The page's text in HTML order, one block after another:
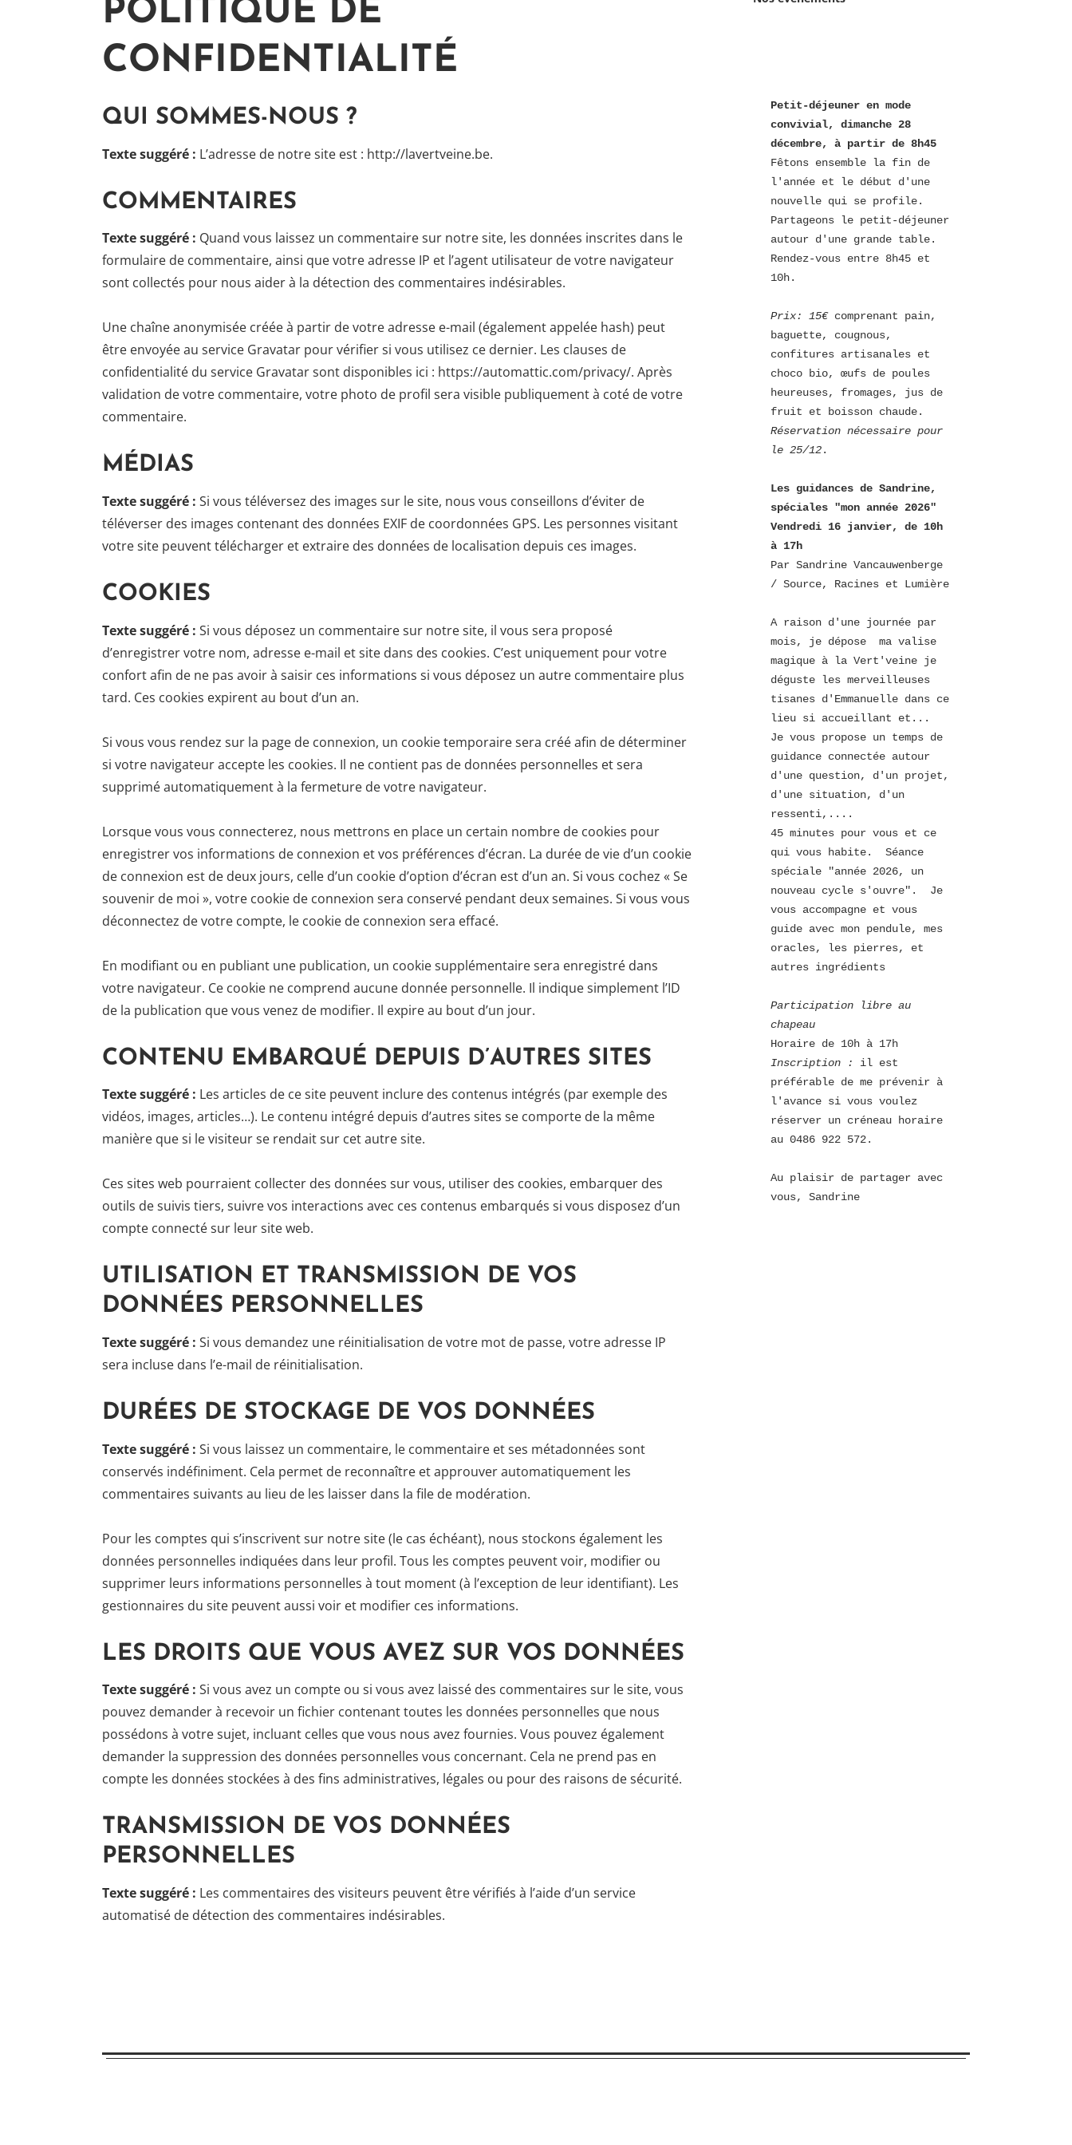
POLITIQUE DE
CONFIDENTIALITÉ
QUI SOMMES-NOUS ?
Texte suggéré : L’adresse de notre site est : http://lavertveine.be.
COMMENTAIRES
Texte suggéré : Quand vous laissez un commentaire sur notre site, les données inscrites dans le
formulaire de commentaire, ainsi que votre adresse IP et l’agent utilisateur de votre navigateur
sont collectés pour nous aider à la détection des commentaires indésirables.
Une chaîne anonymisée créée à partir de votre adresse e-mail (également appelée hash) peut
être envoyée au service Gravatar pour vérifier si vous utilisez ce dernier. Les clauses de
confidentialité du service Gravatar sont disponibles ici : https://automattic.com/privacy/. Après
validation de votre commentaire, votre photo de profil sera visible publiquement à coté de votre
commentaire.
MÉDIAS
Texte suggéré : Si vous téléversez des images sur le site, nous vous conseillons d’éviter de
téléverser des images contenant des données EXIF de coordonnées GPS. Les personnes visitant
votre site peuvent télécharger et extraire des données de localisation depuis ces images.
COOKIES
Texte suggéré : Si vous déposez un commentaire sur notre site, il vous sera proposé
d’enregistrer votre nom, adresse e-mail et site dans des cookies. C’est uniquement pour votre
confort afin de ne pas avoir à saisir ces informations si vous déposez un autre commentaire plus
tard. Ces cookies expirent au bout d’un an.
Si vous vous rendez sur la page de connexion, un cookie temporaire sera créé afin de déterminer
si votre navigateur accepte les cookies. Il ne contient pas de données personnelles et sera
supprimé automatiquement à la fermeture de votre navigateur.
Lorsque vous vous connecterez, nous mettrons en place un certain nombre de cookies pour
enregistrer vos informations de connexion et vos préférences d’écran. La durée de vie d’un cookie
de connexion est de deux jours, celle d’un cookie d’option d’écran est d’un an. Si vous cochez « Se
souvenir de moi », votre cookie de connexion sera conservé pendant deux semaines. Si vous vous
déconnectez de votre compte, le cookie de connexion sera effacé.
En modifiant ou en publiant une publication, un cookie supplémentaire sera enregistré dans
votre navigateur. Ce cookie ne comprend aucune donnée personnelle. Il indique simplement l’ID
de la publication que vous venez de modifier. Il expire au bout d’un jour.
CONTENU EMBARQUÉ DEPUIS D’AUTRES SITES
Texte suggéré : Les articles de ce site peuvent inclure des contenus intégrés (par exemple des
vidéos, images, articles…). Le contenu intégré depuis d’autres sites se comporte de la même
manière que si le visiteur se rendait sur cet autre site.
Ces sites web pourraient collecter des données sur vous, utiliser des cookies, embarquer des
outils de suivis tiers, suivre vos interactions avec ces contenus embarqués si vous disposez d’un
compte connecté sur leur site web.
UTILISATION ET TRANSMISSION DE VOS
DONNÉES PERSONNELLES
Texte suggéré : Si vous demandez une réinitialisation de votre mot de passe, votre adresse IP
sera incluse dans l’e-mail de réinitialisation.
DURÉES DE STOCKAGE DE VOS DONNÉES
Texte suggéré : Si vous laissez un commentaire, le commentaire et ses métadonnées sont
conservés indéfiniment. Cela permet de reconnaître et approuver automatiquement les
commentaires suivants au lieu de les laisser dans la file de modération.
Pour les comptes qui s’inscrivent sur notre site (le cas échéant), nous stockons également les
données personnelles indiquées dans leur profil. Tous les comptes peuvent voir, modifier ou
supprimer leurs informations personnelles à tout moment (à l’exception de leur identifiant). Les
gestionnaires du site peuvent aussi voir et modifier ces informations.
LES DROITS QUE VOUS AVEZ SUR VOS DONNÉES
Texte suggéré : Si vous avez un compte ou si vous avez laissé des commentaires sur le site, vous
pouvez demander à recevoir un fichier contenant toutes les données personnelles que nous
possédons à votre sujet, incluant celles que vous nous avez fournies. Vous pouvez également
demander la suppression des données personnelles vous concernant. Cela ne prend pas en
compte les données stockées à des fins administratives, légales ou pour des raisons de sécurité.
TRANSMISSION DE VOS DONNÉES
PERSONNELLES
Texte suggéré : Les commentaires des visiteurs peuvent être vérifiés à l’aide d’un service
automatisé de détection des commentaires indésirables.
Petit-déjeuner en mode
convivial, dimanche 28
décembre, à partir de 8h45
Fêtons ensemble la fin de
l'année et le début d'une
nouvelle qui se profile.
Partageons le petit-déjeuner
autour d'une grande table.
Rendez-vous entre 8h45 et
10h.
Prix: 15€ comprenant pain,
baguette, cougnous,
confitures artisanales et
choco bio, œufs de poules
heureuses, fromages, jus de
fruit et boisson chaude.
Réservation nécessaire pour
le 25/12.
Les guidances de Sandrine,
spéciales "mon année 2026"
Vendredi 16 janvier, de 10h
à 17h
Par Sandrine Vancauwenberge
/ Source, Racines et Lumière
A raison d'une journée par
mois, je dépose  ma valise
magique à la Vert'veine je
déguste les merveilleuses
tisanes d'Emmanuelle dans ce
lieu si accueillant et...
Je vous propose un temps de
guidance connectée autour
d'une question, d'un projet,
d'une situation, d'un
ressenti,....
45 minutes pour vous et ce
qui vous habite.  Séance
spéciale "année 2026, un
nouveau cycle s'ouvre".  Je
vous accompagne et vous
guide avec mon pendule, mes
oracles, les pierres, et
autres ingrédients
Participation libre au
chapeau
Horaire de 10h à 17h
Inscription :
il est
préférable de me prévenir à
l'avance si vous voulez
réserver un créneau horaire
au 0486 922 572.
Au plaisir de partager avec
vous, Sandrine